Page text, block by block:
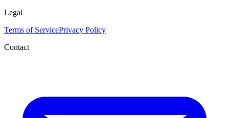
Legal
Terms of ServicePrivacy Policy
Contact